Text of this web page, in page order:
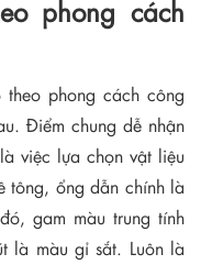
phong cách
phong cách công
Điểm chung dễ nhận
việc lựa chọn vật liệu
tông, ổng dẫn chính là
gam màu trung tính
là màu gỉ sắt. Luôn là